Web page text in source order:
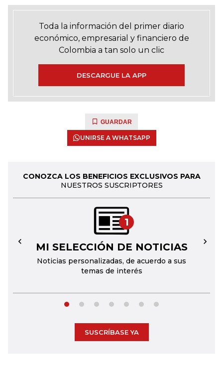
Toda la información del primer diario
económico, empresarial y financiero de
Colombia a tan solo un clic
DESCARGUE LA APP
GUARDAR
UNIRSE A WHATSAPP
CONOZCA LOS BENEFICIOS EXCLUSIVOS PARA
NUESTROS SUSCRIPTORES
1
MI SELECCIÓN DE NOTICIAS
Noticias personalizadas, de acuerdo a sus
temas de interés
← →
SUSCRÍBASE YA